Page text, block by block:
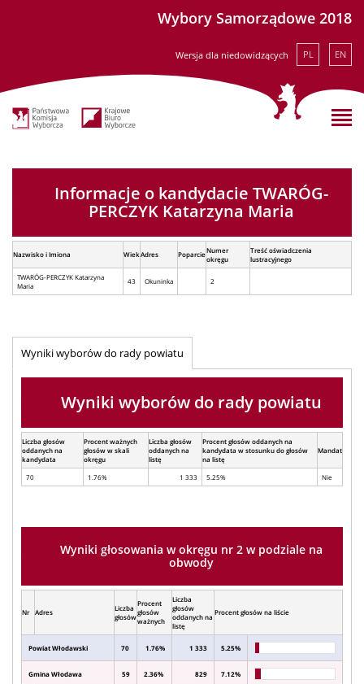
Wybory Samorządowe 2018
Wersja dla niedowidzących PL EN
Informacje o kandydacie TWARÓG-
PERCZYK Katarzyna Maria
Nazwisko i Imiona WiekAdres PoparcieNumer
okręgu
Treść oświadczenia
lustracyjnego
TWARÓG-PERCZYK Katarzyna
Maria
43 Okuninka 2
Wyniki wyborów do rady powiatu
Wyniki wyborów do rady powiatu
Liczba głosów
oddanych na
kandydata
Procent ważnych
głosów w skali
okręgu
Liczba głosów
oddanych na
listę
Procent głosów oddanych na
kandydata w stosunku do głosów
na listę
Mandat
70 1.76% 1 333 5.25% Nie
Wyniki głosowania w okręgu nr 2 w podziale na
obwody
Nr Adres
Liczba
głosów
Procent
głosów
ważnych
Liczba
głosów
oddanych na
listę
Procent głosów na liście
Powiat Włodawski 70 1.76% 1 333 5.25%
Gmina Włodawa 59 2.36% 829 7.12%